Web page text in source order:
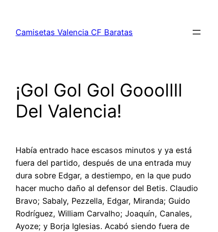
contenido
Camisetas Valencia CF Baratas
¡Gol Gol Gol Gooollll
Del Valencia!
Había entrado hace escasos minutos y ya está
fuera del partido, después de una entrada muy
dura sobre Edgar, a destiempo, en la que pudo
hacer mucho daño al defensor del Betis. Claudio
Bravo; Sabaly, Pezzella, Edgar, Miranda; Guido
Rodríguez, William Carvalho; Joaquín, Canales,
Ayoze; y Borja Iglesias. Acabó siendo fuera de